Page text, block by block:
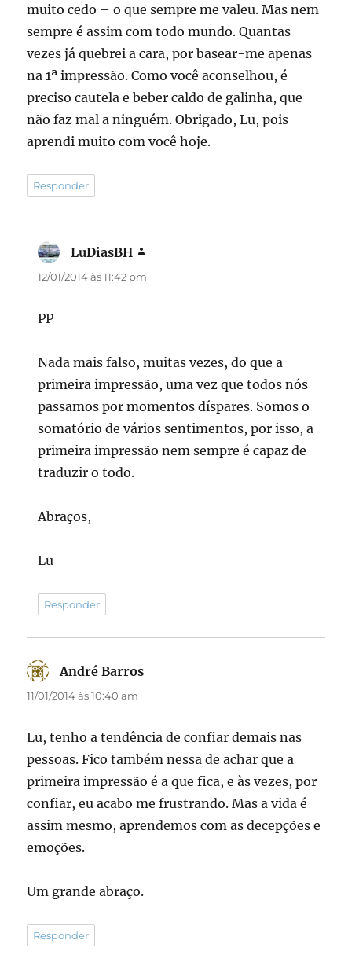
muito cedo – o que sempre me valeu. Mas nem
sempre é assim com todo mundo. Quantas
vezes já quebrei a cara, por basear-me apenas
na 1ª impressão. Como você aconselhou, é
preciso cautela e beber caldo de galinha, que
não faz mal a ninguém. Obrigado, Lu, pois
aprendi muito com você hoje.
Responder
LuDiasBH
12/01/2014 às 11:42 pm
PP
Nada mais falso, muitas vezes, do que a
primeira impressão, uma vez que todos nós
passamos por momentos díspares. Somos o
somatório de vários sentimentos, por isso, a
primeira impressão nem sempre é capaz de
traduzir o todo.
Abraços,
Lu
Responder
André Barros
11/01/2014 às 10:40 am
Lu, tenho a tendência de confiar demais nas
pessoas. Fico também nessa de achar que a
primeira impressão é a que fica, e às vezes, por
confiar, eu acabo me frustrando. Mas a vida é
assim mesmo, aprendemos com as decepções e
emoções.
Um grande abraço.
Responder